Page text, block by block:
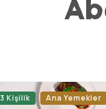
3 Kişilik Ana Yemekler